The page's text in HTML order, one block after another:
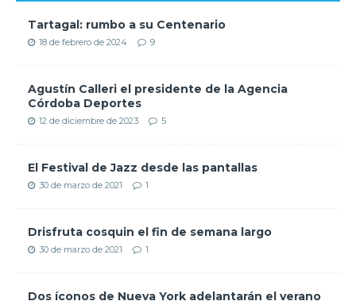
Tartagal: rumbo a su Centenario
18 de febrero de 2024 9
Agustín Calleri el presidente de la Agencia
Córdoba Deportes
12 de diciembre de 2023 5
El Festival de Jazz desde las pantallas
30 de marzo de 2021 1
Drisfruta cosquin el fin de semana largo
30 de marzo de 2021 1
Dos íconos de Nueva York adelantarán el verano